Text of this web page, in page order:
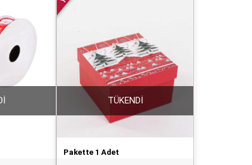
Pakette 1 Adet
TÜKENDİ